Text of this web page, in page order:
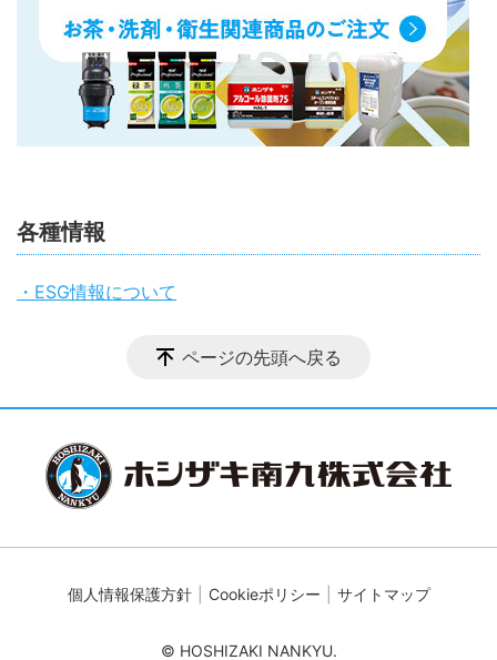
各種情報
・ESG情報について
ページの先頭へ戻る
個人情報保護方針 Cookieポリシー サイトマップ
© HOSHIZAKI NANKYU.